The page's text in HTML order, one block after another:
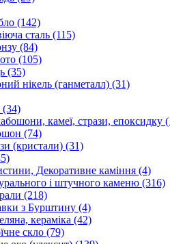
(142)
сталь (115)
(84)
(105)
(35)
нікель (ганметалл) (31)
(34)
камеї, стрази, епоксидку
(74)
(кристали) (31)
Декоративне каміння (4)
і штучного каменю (316)
(218)
з Бурштину (4)
кераміка (42)
скло (79)